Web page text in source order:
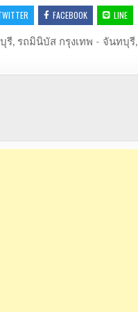
FACEBOOK LINE
รี, รถมินิบัส กรุงเทพ - จันทบุรี,